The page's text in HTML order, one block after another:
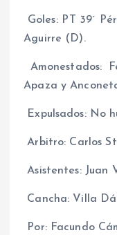
Goles: PT 39´
Aguirre (D).
Amonestados:
Apaza y
Expulsados: No
Arbitro: Carlos
Asistentes: Juan
Cancha: Villa
Por: Facundo